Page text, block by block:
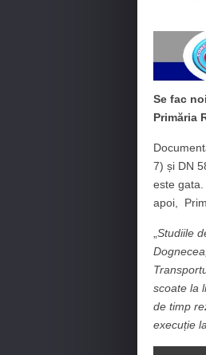
Se fac
Primăria
7) și DN
este
apoi,
Studiile
scoate la
de timp
execuție